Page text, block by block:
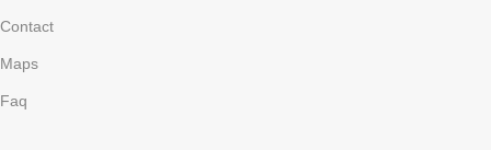
Contact
Maps
Faq